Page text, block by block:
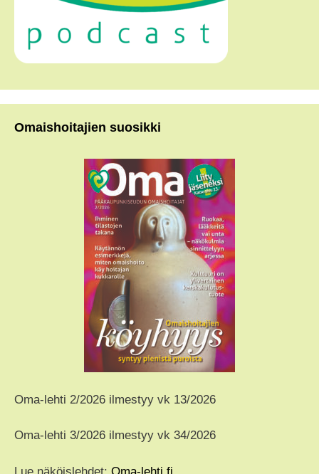
Omaishoitajien suosikki
Oma-lehti 2/2026 ilmestyy vk 13/2026
Oma-lehti 3/2026 ilmestyy vk 34/2026